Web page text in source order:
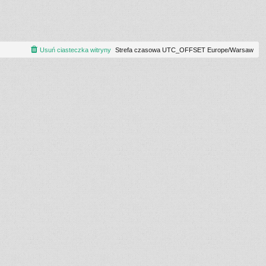
Strefa czasowa UTC_OFFSET Europe/Warsaw
Usuń ciasteczka witryny